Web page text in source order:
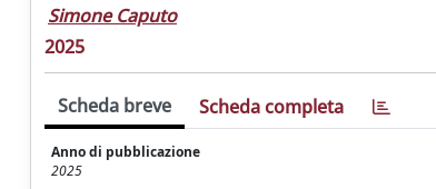
Simone Caputo
2025
Scheda breve Scheda completa
Anno di pubblicazione
2025